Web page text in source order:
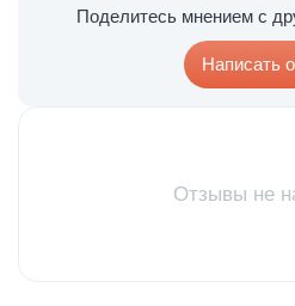
Поделитесь мнением с
Написать
Отзывы не